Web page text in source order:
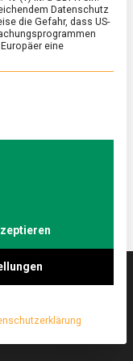
ist ein Genuss für
zu Besuch
Datenschutz
die Gefahr, dass US-
eine
für die eine